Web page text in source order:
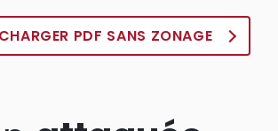
PDF SANS ZONAGE